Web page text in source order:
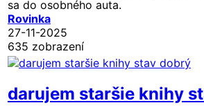
sa do osobného auta.
Rovinka
27-11-2025
635 zobrazení
darujem staršie knihy